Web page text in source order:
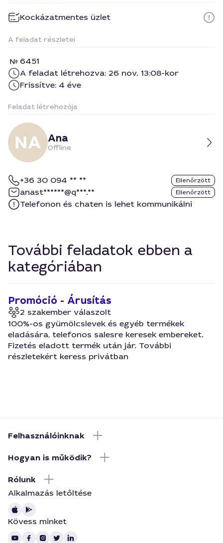
Kockázatmentes üzlet
A feladat részletei
6451
A feladat létrehozva: 26 nov. 13:08-kor
Frissítve: 4 éve
Feladat létrehozója
Ana
Offline
+36 30 094 ** ** Ellenőrzött
anast******@q***.** Ellenőrzött
Telefonon és chaten is lehet kommunikálni
További feladatok ebben a
kategóriában
Promóció - Árusítás
2 szakember válaszolt
100%-os gyümölcslevek és egyéb termékek
eladására, telefonos salesre keresek embereket.
Fizetés eladott termék után jár. További
részletekért keress privátban
Felhasználóinknak
Hogyan is működik?
Rólunk
Alkalmazás letőltése
Kövess minket